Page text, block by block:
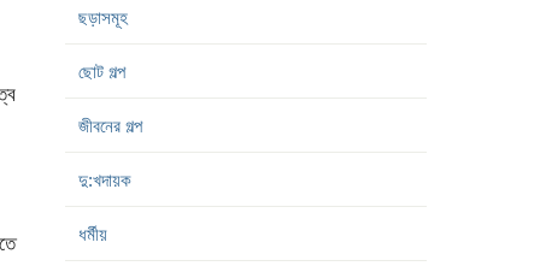
ছড়াসমূহ
ছোট গল্প
জীবনের গল্প
দু:খদায়ক
ধর্মীয়